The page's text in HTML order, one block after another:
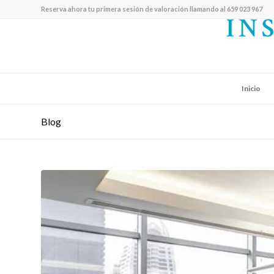
Reserva ahora tu primera sesión de valoración llamando al 659 023 967
Inicio
Blog